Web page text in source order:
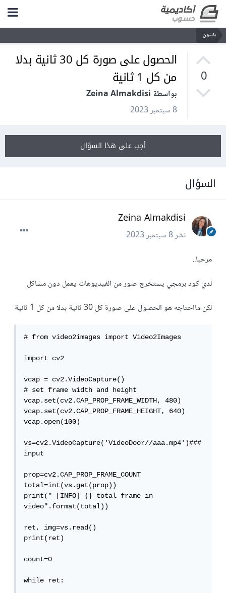
بايثون
0
الحصول على صورة كل 30 ثانية بدلا
من كل 1 ثانية
بواسطة Zeina Almakdisi
8 سبتمبر 2023
أجب على هذا السؤال
السؤال
Zeina Almakdisi
نشر8 سبتمبر 2023
مرحبا..
لدي كود برمجي يستخرج صور من الفيديوهات يعمل دون مشاكل
لكن مااحتاجه هو الحصول على صورة كل 30 ثانية بدلا من كل 1 ثانية
# from video2images import Video2Images
import cv2
vcap = cv2.VideoCapture()
# set frame width and height
vcap.set(cv2.CAP_PROP_FRAME_WIDTH, 480)
vcap.set(cv2.CAP_PROP_FRAME_HEIGHT, 640)
vcap.open(100)
vs=cv2.VideoCapture('VideoDoor//aaa.mp4')###
input
prop=cv2.CAP_PROP_FRAME_COUNT
total=int(vs.get(prop))
print(" [INFO] {} total frame in
video".format(total))
ret, img=vs.read()
print(ret)
count=0
while ret: